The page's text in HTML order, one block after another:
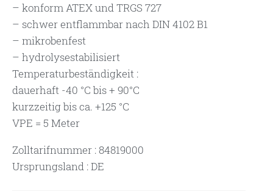
– konform ATEX und TRGS 727
– schwer entflammbar nach DIN 4102 B1
– mikrobenfest
– hydrolysestabilisiert
Temperaturbeständigkeit :
dauerhaft -40 °C bis + 90°C
kurzzeitig bis ca. +125 °C
VPE = 5 Meter
Zolltarifnummer : 84819000
Ursprungsland : DE